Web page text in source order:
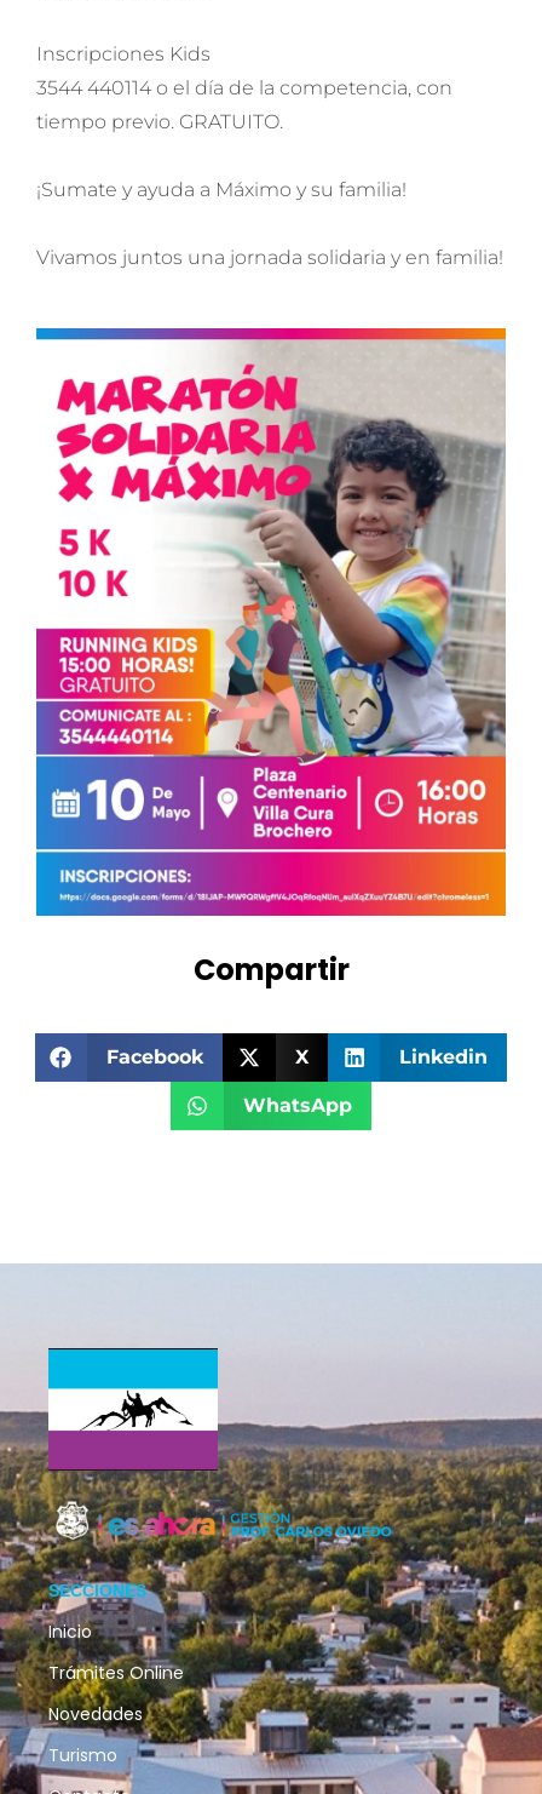
Inscripciones Kids
3544 440114 o el día de la competencia, con
tiempo previo. GRATUITO.
¡Sumate y ayuda a Máximo y su familia!
Vivamos juntos una jornada solidaria y en familia!
Compartir
Facebook X Linkedin
WhatsApp
SECCIONES
Inicio
Trámites Online
Novedades
Turismo